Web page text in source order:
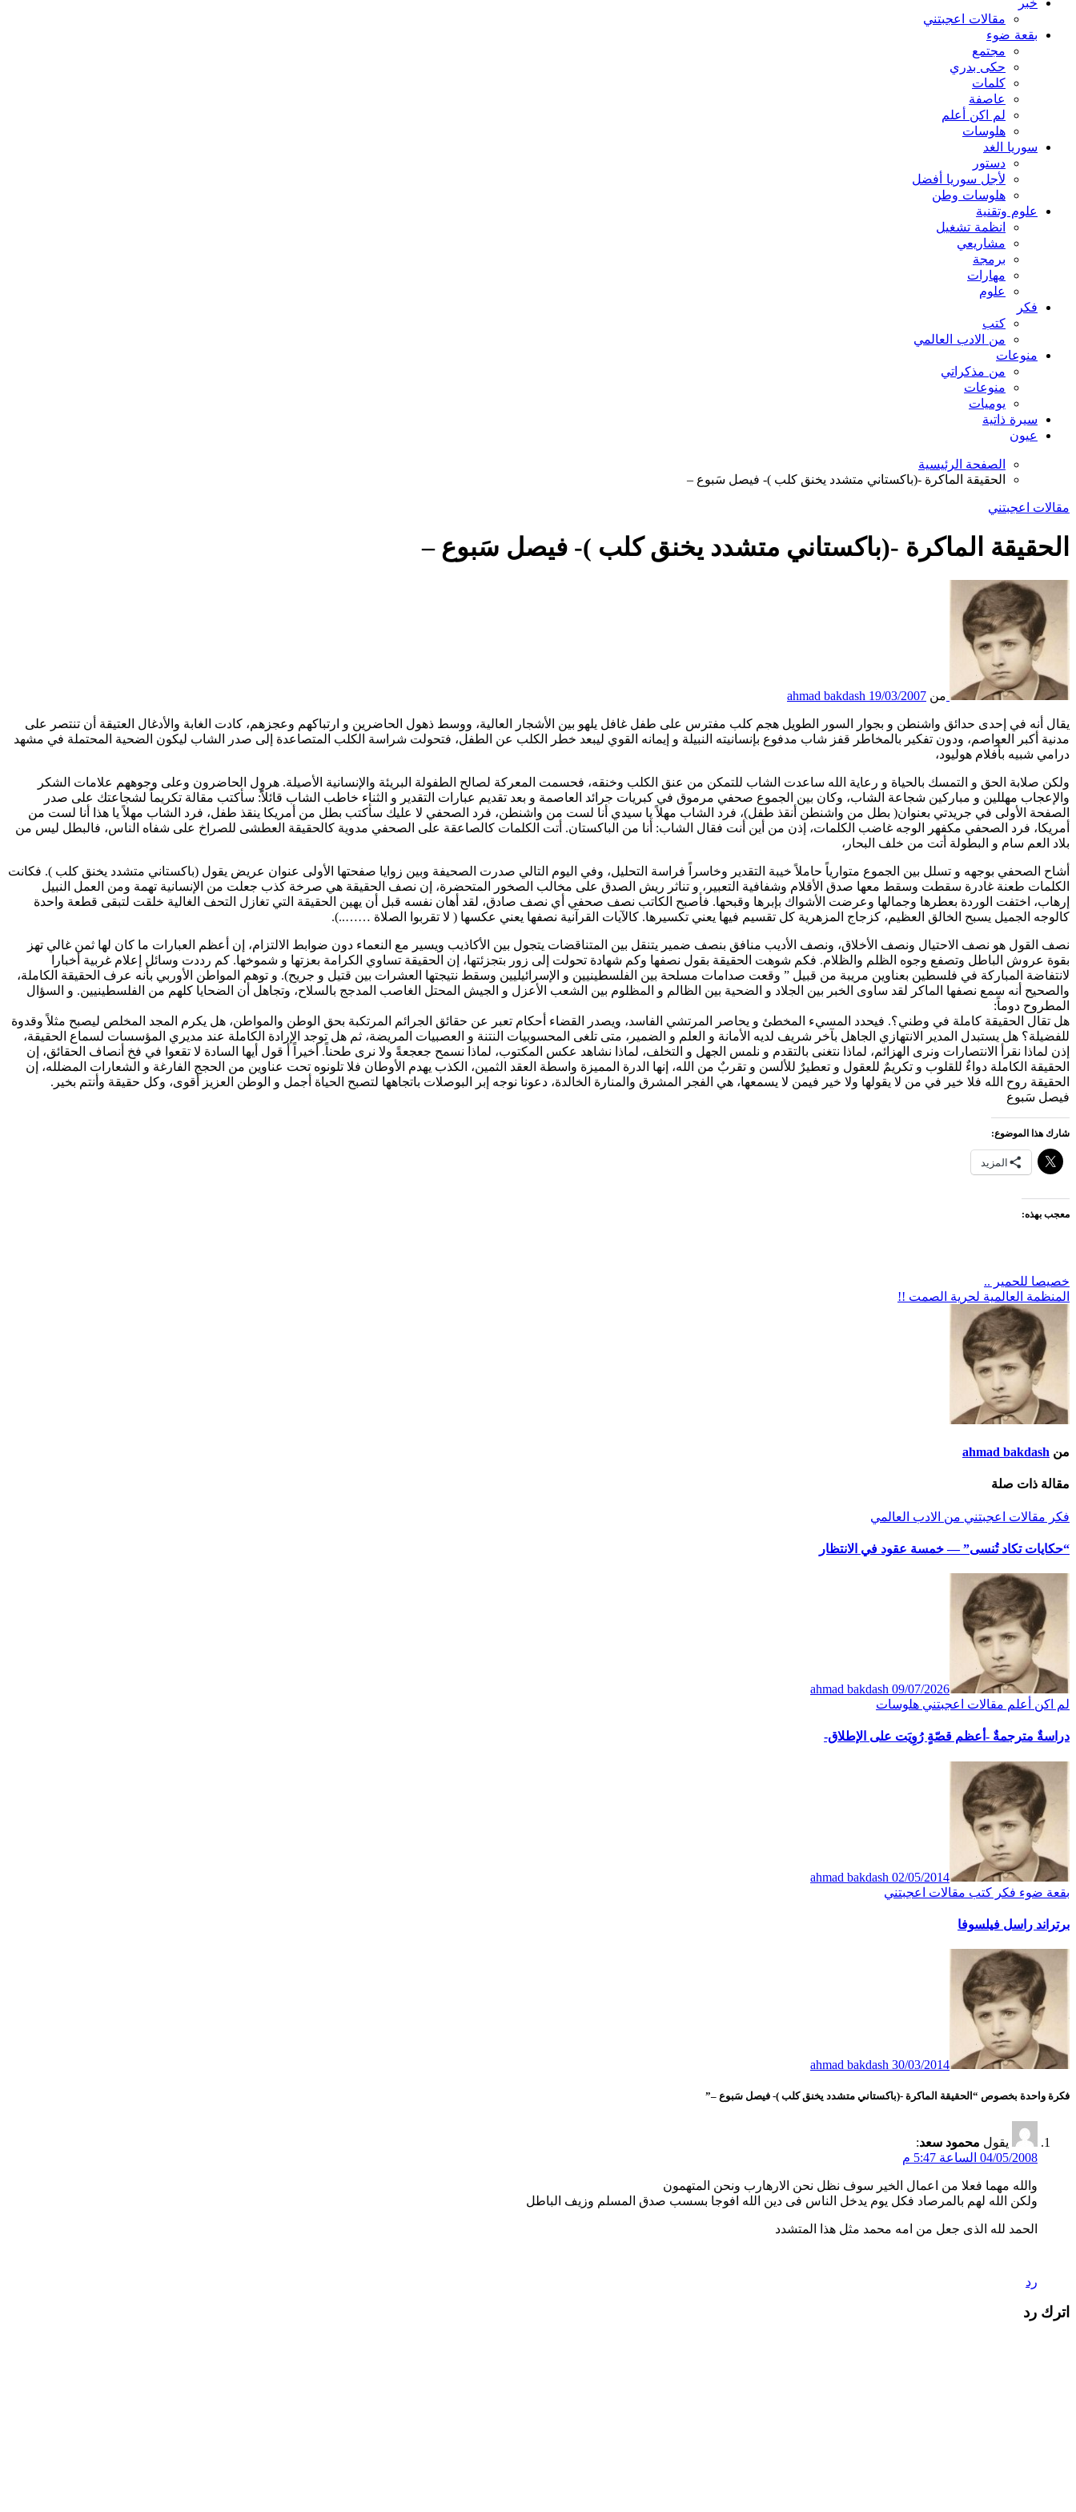
خبر
مقالات اعجبتني
بقعة ضوء
مجتمع
حكى بدري
كلمات
عاصفة
لم اكن أعلم
هلوسات
سوريا الغد
دستور
لأجل سوريا أفضل
هلوسات وطن
علوم وتقنية
انظمة تشغيل
مشاريعي
برمجة
مهارات
علوم
فكر
كتب
من الادب العالمي
منوعات
من مذكراتي
منوعات
يوميات
سيرة ذاتية
عيون
الصفحة الرئيسية
الحقيقة الماكرة -(باكستاني متشدد يخنق كلب )- فيصل سَبوع –
مقالات اعجبتني
الحقيقة الماكرة -(باكستاني متشدد يخنق كلب )- فيصل سَبوع –
من ahmad bakdash 19/03/2007
يقال أنه في إحدى حدائق واشنطن و بجوار السور الطويل هجم كلب مفترس على طفل غافل يلهو بين الأشجار العالية، ووسط ذهول الحاضرين و ارتباكهم وعجزهم، كادت الغابة والأدغال العتيقة أن تنتصر على
مدنية أكبر العواصم، ودون تفكير بالمخاطر قفز شاب مدفوع بإنسانيته النبيلة و إيمانه القوي ليبعد خطر الكلب عن الطفل، فتحولت شراسة الكلب المتصاعدة إلى صدر الشاب ليكون الضحية المحتملة في مشهد
درامي شبيه بأفلام هوليود،
ولكن صلابة الحق و التمسك بالحياة و رعاية الله ساعدت الشاب للتمكن من عنق الكلب وخنقه، فحسمت المعركة لصالح الطفولة البريئة والإنسانية الأصيلة. هرول الحاضرون وعلى وجوههم علامات الشكر
والإعجاب مهللين و مباركين شجاعة الشاب، وكان بين الجموع صحفي مرموق في كبريات جرائد العاصمة و بعد تقديم عبارات التقدير و الثناء خاطب الشاب قائلاًً: سأكتب مقالة تكريماً لشجاعتك على صدر
الصفحة الأولى في جريدتي بعنوان( بطل من واشنطن أنقذ طفل)، فرد الشاب مهلاً يا سيدي أنا لست من واشنطن، فرد الصحفي لا عليك سأكتب بطل من أمريكا ينقذ طفل، فرد الشاب مهلاً يا هذا أنا لست من
أمريكا، فرد الصحفي مكفهر الوجه غاضب الكلمات، إذن من أين أنت فقال الشاب: أنا من الباكستان. أتت الكلمات كالصاعقة على الصحفي مدوية كالحقيقة العطشى للصراخ على شفاه الناس، فالبطل ليس من
بلاد العم سام و البطولة أتت من خلف البحار،
أشاح الصحفي بوجهه و تسلل بين الجموع متوارياً حاملاً خيبة التقدير وخاسراً فراسة التحليل، وفي اليوم التالي صدرت الصحيفة وبين زوايا صفحتها الأولى عنوان عريض يقول (باكستاني متشدد يخنق كلب ). فكانت
الكلمات طعنة غادرة سقطت وسقط معها صدق الأقلام وشفافية التعبير، و تناثر ريش الصدق على مخالب الصخور المتحضرة، إن نصف الحقيقة هي صرخة كذب جعلت من الإنسانية تهمة ومن العمل النبيل
إرهاب، اختفت الوردة بعطرها وجمالها وعرضت الأشواك بإبرها وقبحها. فأصبح الكاتب نصف صحفي أي نصف صادق، لقد أهان نفسه قبل أن يهين الحقيقة التي تغازل التحف الغالية خلقت لتبقى قطعة واحدة
كالوجه الجميل يسبح الخالق العظيم، كزجاج المزهرية كل تقسيم فيها يعني تكسيرها. كالآيات القرآنية نصفها يعني عكسها ( لا تقربوا الصلاة ……..).
نصف القول هو نصف الاحتيال ونصف الأخلاق، ونصف الأديب منافق بنصف ضمير يتنقل بين المتناقضات يتجول بين الأكاذيب ويسير مع النعماء دون ضوابط الالتزام، إن أعظم العبارات ما كان لها ثمن غالي تهز
بقوة عروش الباطل وتصفع وجوه الظلم والظلام. فكم شوهت الحقيقة بقول نصفها وكم شهادة تحولت إلى زور بتجزئتها، إن الحقيقة تساوي الكرامة بعزتها و شموخها. كم رددت وسائل إعلام غربية أخبارا
لانتفاضة المباركة في فلسطين بعناوين مريبة من قبيل ” وقعت صدامات مسلحة بين الفلسطينيين و الإسرائيليين وسقط نتيجتها العشرات بين قتيل و جريح). و توهم المواطن الأوربي بأنه عرف الحقيقة الكاملة،
والصحيح أنه سمع نصفها الماكر لقد ساوى الخبر بين الجلاد و الضحية بين الظالم و المظلوم بين الشعب الأعزل و الجيش المحتل الغاصب المدجج بالسلاح، وتجاهل أن الضحايا كلهم من الفلسطينيين. و السؤال
المطروح دوماً:
هل تقال الحقيقة كاملة في وطني؟. فيحدد المسيء المخطئ و يحاصر المرتشي الفاسد، ويصدر القضاء أحكام تعبر عن حقائق الجرائم المرتكبة بحق الوطن والمواطن، هل يكرم المجد المخلص ليصبح مثلاً وقدوة
للفضيلة؟ هل يستبدل المدير الانتهازي الجاهل بآخر شريف لديه الأمانة و العلم و الضمير، متى تلغى المحسوبيات النتنة و العصبيات المريضة، ثم هل توجد الإرادة الكاملة عند مديري المؤسسات لسماع الحقيقة،
إذن لماذا نقرأ الانتصارات ونرى الهزائم، لماذا نتغنى بالتقدم و نلمس الجهل و التخلف، لماذا نشاهد عكس المكتوب، لماذا نسمح جعجعةً ولا نرى طحناً. أخيراً أ قول أيها السادة لا تقعوا في فخ أنصاف الحقائق، إن
الحقيقة الكاملة دواءٌ للقلوب و تكريمٌ للعقول و تعطيرٌ للألسن و تقربٌ من الله، إنها الدرة المميزة واسطة العقد الثمين، الكذب يهدم الأوطان فلا تلونوه تحت عناوين من الحجج الفارغة و الشعارات المضلله، إن
الحقيقة روح الله فلا خير في من لا يقولها ولا خير فيمن لا يسمعها، هي الفجر المشرق والمنارة الخالدة، دعونا نوجه إبر البوصلات باتجاهها لتصبح الحياة أجمل و الوطن العزيز أقوى، وكل حقيقة وأنتم بخير.
فيصل سَبوع
شارك هذا الموضوع:
المزيد
معجب بهذه:
تصفّح
المقالات
خصيصا للحمير ..
المنظمة العالمية لحرية الصمت !!
من ahmad bakdash
مقالة ذات صلة
فكر مقالات اعجبتني من الادب العالمي
“حكايات تكاد تُنسى” — خمسة عقود في الانتظار
ahmad bakdash 09/07/2026
لم اكن أعلم مقالات اعجبتني هلوسات
دراسةٌ مترجمةٌ -أعظم قصّةٍ رُوِيَت على الإطلاق-
ahmad bakdash 02/05/2014
بقعة ضوء فكر كتب مقالات اعجبتني
برتراند راسل فيلسوفا
ahmad bakdash 30/03/2014
فكرة واحدة بخصوص “الحقيقة الماكرة -(باكستاني متشدد يخنق كلب )- فيصل سَبوع –”
يقول محمود سعد:
04/05/2008 الساعة 5:47 م
والله مهما فعلا من اعمال الخير سوف نظل نحن الارهارب ونحن المتهمون
ولكن الله لهم بالمرصاد فكل يوم يدخل الناس فى دين الله افوجا بسسب صدق المسلم وزيف الباطل
الحمد لله الذى جعل من امه محمد مثل هذا المتشدد
رد
اترك رد